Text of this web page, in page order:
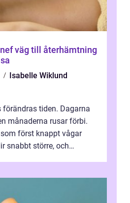
Isabelle Wiklund
förändras tiden. Dagarna
månaderna rusar förbi.
först knappt vågar
snabbt större, och